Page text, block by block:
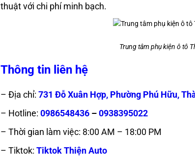
thuật với chi phí minh bạch.
Trung tâm phụ kiện ô tô
Thông tin liên hệ
– Địa chỉ: 731 Đỗ Xuân Hợp, Phường Phú Hữu,
– Hotline: 0986548436 –0938395022
– Thời gian làm việc: 8:00 AM – 18:00 PM
– Tiktok: Tiktok Thiện Auto